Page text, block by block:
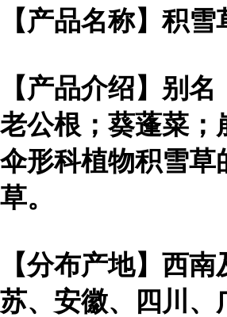
【产品名称】积
【产品介绍】别名
老公根；葵蓬菜；
伞形科植物积雪草
草。
【分布产地】西
苏、安徽、四川、